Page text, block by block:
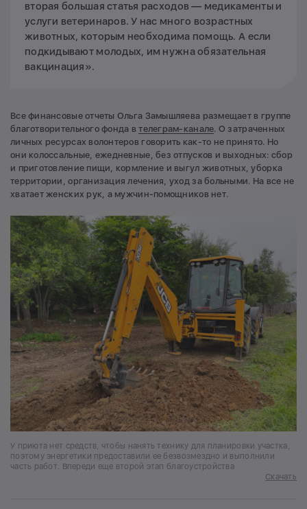
вторая большая статья расходов — медикаменты и
услуги ветеринаров. У нас много возрастных
животных, которым необходима помощь. А если
подкидывают молодых, им нужна обязательная
вакцинация».
Все финансовые отчеты Ольга Замышляева размещает в группе
благотворительного фонда втелеграм-канале. О затраченных
личных ресурсах волонтеров говорить как-то не принято. Но
они колоссальные, ежедневные, без отпусков и выходных: сбор
и приготовление пищи, кормление и выгул животных, уборка
территории, организация лечения, уход за больными. На все не
хватает женских рук, а мужчин-помощников нет.
У приюта нет средств, чтобы нанять технику для планировки участка,
поэтому энергетики предоставили ее безвозмездно и выполнили
часть работ. Впереди еще второй этап благоустройства
Скачать